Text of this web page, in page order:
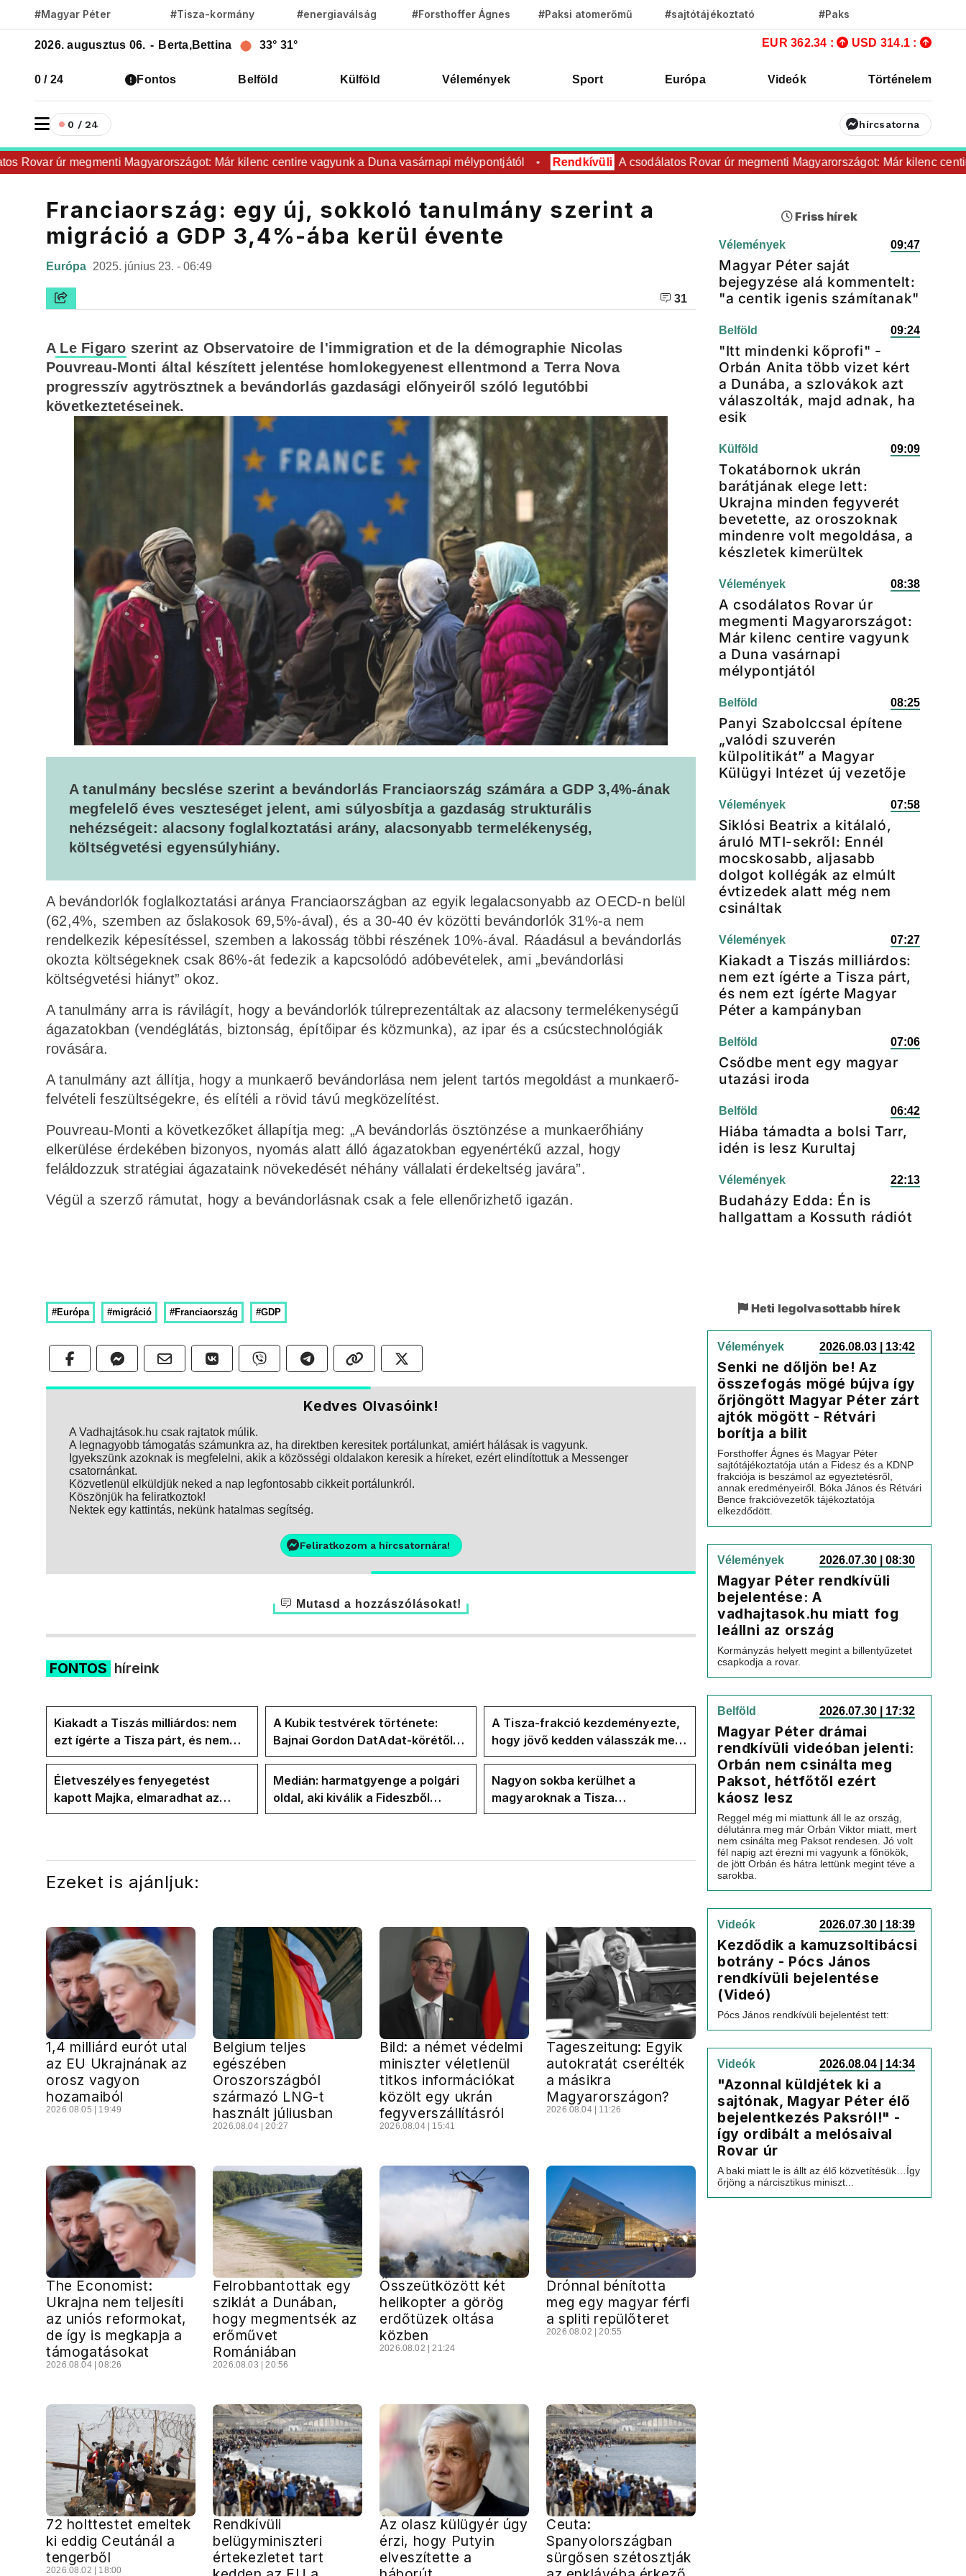
#Magyar Péter #Tisza-kormány #energiaválság #Forsthoffer Ágnes #Paksi atomerőmű #sajtótájékoztató #Paks
2026. augusztus 06. - Berta,Bettina 33° 31° EUR 362.34 : USD 314.1 :
0 / 24 Fontos Belföld Külföld Vélemények Sport Európa Videók Történelem
0 / 24 hírcsatorna
úr megmenti Magyarországot: Már kilenc centire vagyunk a Duna vasárnapi mélypontjától Rendkívüli A csodálatos Rovar úr megmenti Magyarországot: Már kilenc centire
Franciaország: egy új, sokkoló tanulmány szerint a
migráció a GDP 3,4%-ába kerül évente
Európa 2025. június 23. - 06:49
31
ALe Figaro szerint az Observatoire de l'immigration et de la démographie Nicolas
Pouvreau-Monti által készített jelentése homlokegyenest ellentmond a Terra Nova
progresszív agytrösztnek a bevándorlás gazdasági előnyeiről szóló legutóbbi
következtetéseinek.
A tanulmány becslése szerint a bevándorlás Franciaország számára a GDP 3,4%-ának
megfelelő éves veszteséget jelent, ami súlyosbítja a gazdaság strukturális
nehézségeit: alacsony foglalkoztatási arány, alacsonyabb termelékenység,
költségvetési egyensúlyhiány.
A bevándorlók foglalkoztatási aránya Franciaországban az egyik legalacsonyabb az OECD-n belül
(62,4%, szemben az őslakosok 69,5%-ával), és a 30-40 év közötti bevándorlók 31%-a nem
rendelkezik képesítéssel, szemben a lakosság többi részének 10%-ával. Ráadásul a bevándorlás
okozta költségeknek csak 86%-át fedezik a kapcsolódó adóbevételek, ami „bevándorlási
költségvetési hiányt” okoz.
A tanulmány arra is rávilágít, hogy a bevándorlók túlreprezentáltak az alacsony termelékenységű
ágazatokban (vendéglátás, biztonság, építőipar és közmunka), az ipar és a csúcstechnológiák
rovására.
A tanulmány azt állítja, hogy a munkaerő bevándorlása nem jelent tartós megoldást a munkaerő-
felvételi feszültségekre, és elítéli a rövid távú megközelítést.
Pouvreau-Monti a következőket állapítja meg: „A bevándorlás ösztönzése a munkaerőhiány
elkerülése érdekében bizonyos, nyomás alatt álló ágazatokban egyenértékű azzal, hogy
feláldozzuk stratégiai ágazataink növekedését néhány vállalati érdekeltség javára”.
Végül a szerző rámutat, hogy a bevándorlásnak csak a fele ellenőrizhető igazán.
#Európa #migráció #Franciaország #GDP
Kedves Olvasóink!
A Vadhajtások.hu csak rajtatok múlik.
A legnagyobb támogatás számunkra az, ha direktben keresitek portálunkat, amiért hálásak is vagyunk.
Igyekszünk azoknak is megfelelni, akik a közösségi oldalakon keresik a híreket, ezért elindítottuk a Messenger
csatornánkat.
Közvetlenül elküldjük neked a nap legfontosabb cikkeit portálunkról.
Köszönjük ha feliratkoztok!
Nektek egy kattintás, nekünk hatalmas segítség.
Feliratkozom a hírcsatornára!
Mutasd a hozzászólásokat!
FONTOS híreink
Kiakadt a Tiszás milliárdos: nem
ezt ígérte a Tisza párt, és nem
ezt ígérte Magyar Péter a
kampányban
A Kubik testvérek története:
Bajnai Gordon DatAdat-körétől
az ECDA-n át Magyar Péter
közvetlen stábjáig
A Tisza-frakció kezdeményezte,
hogy jövő kedden válasszák meg
az új köztársasági elnököt
Életveszélyes fenyegetést
kapott Majka, elmaradhat az
erdélyi koncertje
Medián: harmatgyenge a polgári
oldal, aki kiválik a Fideszből
elbúcsúzhat 2030-ban
Nagyon sokba kerülhet a
magyaroknak a Tisza
felkészületlensége
Ezeket is ajánljuk:
1,4 milliárd eurót utal
az EU Ukrajnának az
orosz vagyon
hozamaiból
2026.08.05 | 19:49
Belgium teljes
egészében
Oroszországból
származó LNG-t
használt júliusban
2026.08.04 | 20:27
Bild: a német védelmi
miniszter véletlenül
titkos információkat
közölt egy ukrán
fegyverszállításról
2026.08.04 | 15:41
Tageszeitung: Egyik
autokratát cserélték
a másikra
Magyarországon?
2026.08.04 | 11:26
The Economist:
Ukrajna nem teljesíti
az uniós reformokat,
de így is megkapja a
támogatásokat
2026.08.04 | 08:26
Felrobbantottak egy
sziklát a Dunában,
hogy megmentsék az
erőművet
Romániában
2026.08.03 | 20:56
Összeütközött két
helikopter a görög
erdőtüzek oltása
közben
2026.08.02 | 21:24
Drónnal bénította
meg egy magyar férfi
a spliti repülőteret
2026.08.02 | 20:55
72 holttestet emeltek
ki eddig Ceutánál a
tengerből
2026.08.02 | 18:00
Rendkívüli
belügyminiszteri
értekezletet tart
Az olasz külügyér úgy
érzi, hogy Putyin
elveszítette a
Ceuta:
Spanyolországban
sürgősen szétosztják
Friss hírek
Vélemények 09:47
Magyar Péter saját
bejegyzése alá kommentelt:
"a centik igenis számítanak"
Belföld 09:24
"Itt mindenki kőprofi" -
Orbán Anita több vizet kért
a Dunába, a szlovákok azt
válaszolták, majd adnak, ha
esik
Külföld 09:09
Tokatábornok ukrán
barátjának elege lett:
Ukrajna minden fegyverét
bevetette, az oroszoknak
mindenre volt megoldása, a
készletek kimerültek
Vélemények 08:38
A csodálatos Rovar úr
megmenti Magyarországot:
Már kilenc centire vagyunk
a Duna vasárnapi
mélypontjától
Belföld 08:25
Panyi Szabolccsal építene
„valódi szuverén
külpolitikát” a Magyar
Külügyi Intézet új vezetője
Vélemények 07:58
Siklósi Beatrix a kitálaló,
áruló MTI-sekről: Ennél
mocskosabb, aljasabb
dolgot kollégák az elmúlt
évtizedek alatt még nem
csináltak
Vélemények 07:27
Kiakadt a Tiszás milliárdos:
nem ezt ígérte a Tisza párt,
és nem ezt ígérte Magyar
Péter a kampányban
Belföld 07:06
Csődbe ment egy magyar
utazási iroda
Belföld 06:42
Hiába támadta a bolsi Tarr,
idén is lesz Kurultaj
Vélemények 22:13
Budaházy Edda: Én is
hallgattam a Kossuth rádiót
Heti legolvasottabb hírek
Vélemények 2026.08.03 | 13:42
Senki ne dőljön be! Az
összefogás mögé bújva így
őrjöngött Magyar Péter zárt
ajtók mögött - Rétvári
borítja a bilit
Forsthoffer Ágnes és Magyar Péter
sajtótájékoztatója után a Fidesz és a KDNP
frakciója is beszámol az egyeztetésről,
annak eredményeiről. Bóka János és Rétvári
Bence frakcióvezetők tájékoztatója
elkezdődött.
Vélemények 2026.07.30 | 08:30
Magyar Péter rendkívüli
bejelentése: A
vadhajtasok.hu miatt fog
leállni az ország
Kormányzás helyett megint a billentyűzetet
csapkodja a rovar.
Belföld 2026.07.30 | 17:32
Magyar Péter drámai
rendkívüli videóban jelenti:
Orbán nem csinálta meg
Paksot, hétfőtől ezért
káosz lesz
Reggel még mi miattunk áll le az ország,
délutánra meg már Orbán Viktor miatt, mert
nem csinálta meg Paksot rendesen. Jó volt
fél napig azt érezni mi vagyunk a főnökök,
de jött Orbán és hátra lettünk megint téve a
sarokba.
Videók 2026.07.30 | 18:39
Kezdődik a kamuzsoltibácsi
botrány - Pócs János
rendkívüli bejelentése
(Videó)
Pócs János rendkívüli bejelentést tett:
Videók 2026.08.04 | 14:34
"Azonnal küldjétek ki a
sajtónak, Magyar Péter élő
bejelentkezés Paksról!" -
így ordibált a melósaival
Rovar úr
A baki miatt le is állt az élő közvetítésük…Így
őrjöng a nárcisztikus miniszt...